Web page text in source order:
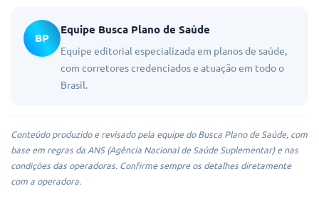
BP
Equipe Busca Plano de Saúde
Equipe editorial especializada em planos de saúde,
com corretores credenciados e atuação em todo o
Brasil.
Conteúdo produzido e revisado pela equipe do Busca Plano de Saúde, com
base em regras da ANS (Agência Nacional de Saúde Suplementar) e nas
condições das operadoras. Confirme sempre os detalhes diretamente
com a operadora.